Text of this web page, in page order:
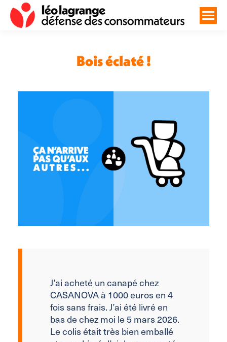
Bois éclaté !
J’ai acheté un canapé chez
CASANOVA à 1000 euros en 4
fois sans frais. J’ai été livré en
bas de chez moi le 5 mars 2026.
Le colis était très bien emballé